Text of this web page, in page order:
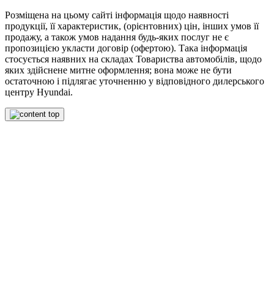
Розміщена на цьому сайті інформація щодо наявності
продукції, її характеристик, (орієнтовних) цін, інших умов її
продажу, а також умов надання будь-яких послуг не є
пропозицією укласти договір (офертою). Така інформація
стосується наявних на складах Товариства автомобілів, щодо
яких здійснене митне оформлення; вона може не бути
остаточною і підлягає уточненню у відповідного дилерського
центру Hyundai.